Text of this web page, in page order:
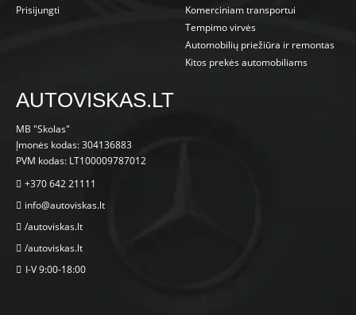
Prisijungti
Komerciniam transportui
Tempimo virvės
Automobilių priežiūra ir remontas
Kitos prekės automobiliams
AUTOVISKAS.LT
MB "Skolas"
Įmonės kodas: 304136883
PVM kodas: LT100009787012
+370 642 21111
info@autoviskas.lt
/autoviskas.lt
/autoviskas.lt
I-V 9:00-18:00